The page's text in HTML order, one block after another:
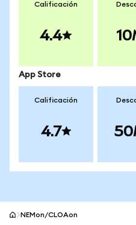
Calificación
4.4
App Store
Calificación
4.7
NEMon/CLOAon